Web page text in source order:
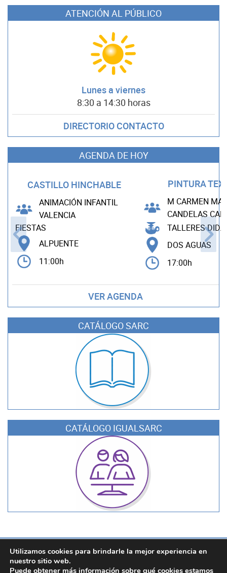
ATENCIÓN AL PÚBLICO
Lunes a viernes
8:30 a 14:30 horas
DIRECTORIO CONTACTO
AGENDA DE HOY
CASTILLO HINCHABLE
ANIMACIÓN INFANTIL
VALENCIA
FIESTAS
ALPUENTE
11:00h
PINTURA
M CARMEN
CANDELAS
TALLERES
DOS AGUAS
17:00h
VER AGENDA
CATÁLOGO SARC
CATÁLOGO IGUALSARC
SARC, Servicio de Asistencia y Recursos Culturales. Área de Cultura.
Diputación de València
Calle Corona, 36 - 46003 València
Utilizamos cookies para brindarle la mejor experiencia en
nuestro sitio web.
Puede obtener más información sobre qué cookies estamos